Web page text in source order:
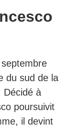
du sud de la
Décidé à
poursuivit
il devint